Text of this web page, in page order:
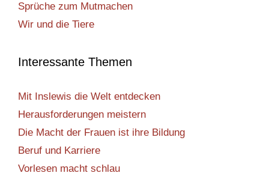
Sprüche zum Mutmachen
Wir und die Tiere
Interessante Themen
Mit Inslewis die Welt entdecken
Herausforderungen meistern
Die Macht der Frauen ist ihre Bildung
Beruf und Karriere
Vorlesen macht schlau